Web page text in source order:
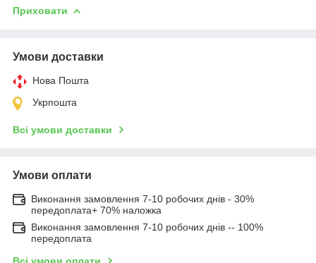
Приховати
Умови доставки
Нова Пошта
Укрпошта
Всі умови доставки
Умови оплати
Виконання замовлення 7-10 робочих днів - 30%
передоплата+ 70% наложка
Виконання замовлення 7-10 робочих днів -- 100%
передоплата
Всі умови оплати